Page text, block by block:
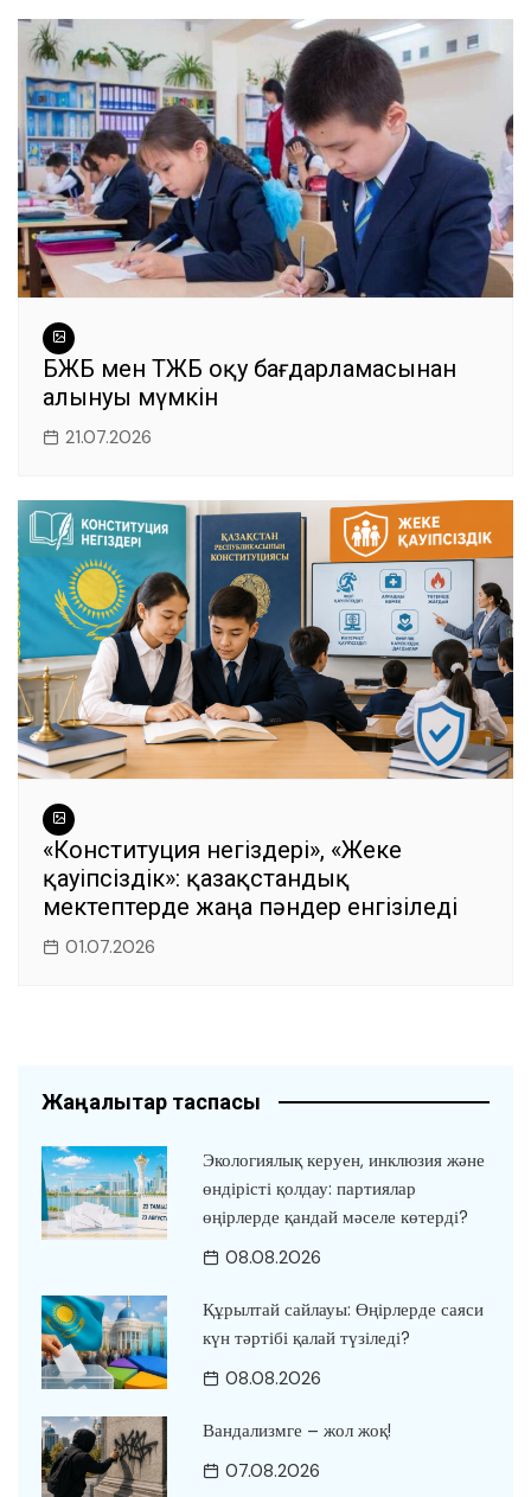
БЖБ мен ТЖБ оқу бағдарламасынан
алынуы мүмкін
21.07.2026
«Конституция негіздері», «Жеке
қауіпсіздік»: қазақстандық
мектептерде жаңа пәндер енгізіледі
01.07.2026
Жаңалықтар таспасы
Экологиялық керуен, инклюзия және
өндірісті қолдау: партиялар
өңірлерде қандай мәселе көтерді?
08.08.2026
Құрылтай сайлауы: Өңірлерде саяси
күн тәртібі қалай түзіледі?
08.08.2026
Вандализмге – жол жоқ!
07.08.2026